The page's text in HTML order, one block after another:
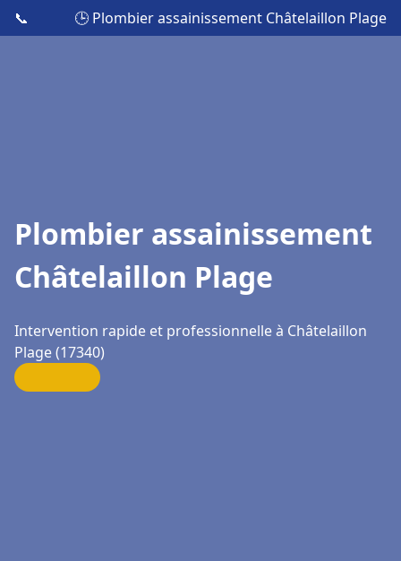
📞 🕒 Plombier assainissement Châtelaillon Plage
Plombier assainissement
Châtelaillon Plage
Intervention rapide et professionnelle à Châtelaillon
Plage (17340)